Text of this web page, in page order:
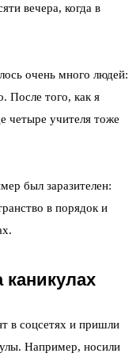
вечера, когда в
очень много людей:
После того, как я
четыре учителя тоже
был заразителен:
в порядок и
в соцсетях и пришли
Например, носили